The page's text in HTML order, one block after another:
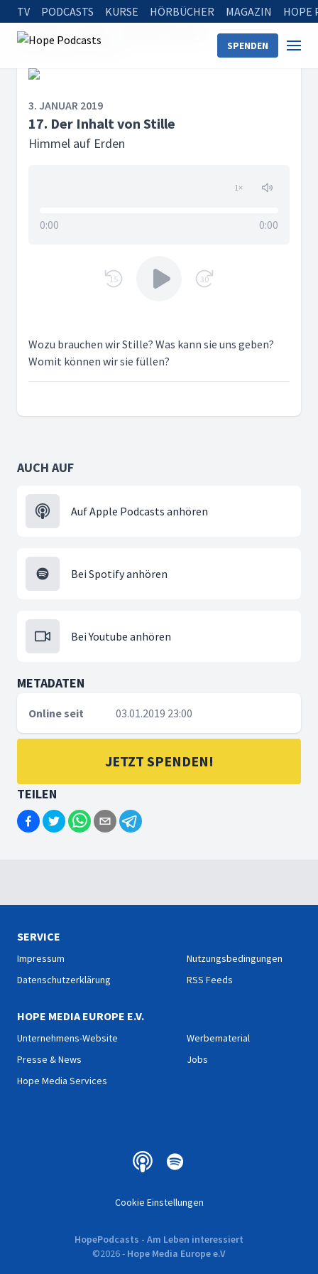
TV PODCASTS KURSE HÖRBÜCHER MAGAZIN HOPE
SPENDEN
Startseite
17. Der Inhalt von Stille
3. JANUAR 2019
17. Der Inhalt von Stille
Himmel auf Erden
1×
0:00 0:00
15 30
Wozu brauchen wir Stille? Was kann sie uns geben?
Womit können wir sie füllen?
AUCH AUF
Auf Apple Podcasts anhören
Bei Spotify anhören
Bei Youtube anhören
METADATEN
Online seit 03.01.2019 23:00
JETZT SPENDEN!
TEILEN
SERVICE
Impressum
Datenschutzerklärung
Nutzungsbedingungen
RSS Feeds
HOPE MEDIA EUROPE E.V.
Unternehmens-Website
Presse & News
Hope Media Services
Werbematerial
Jobs
Cookie Einstellungen
HopePodcasts - Am Leben interessiert
©2026- Hope Media Europe e.V